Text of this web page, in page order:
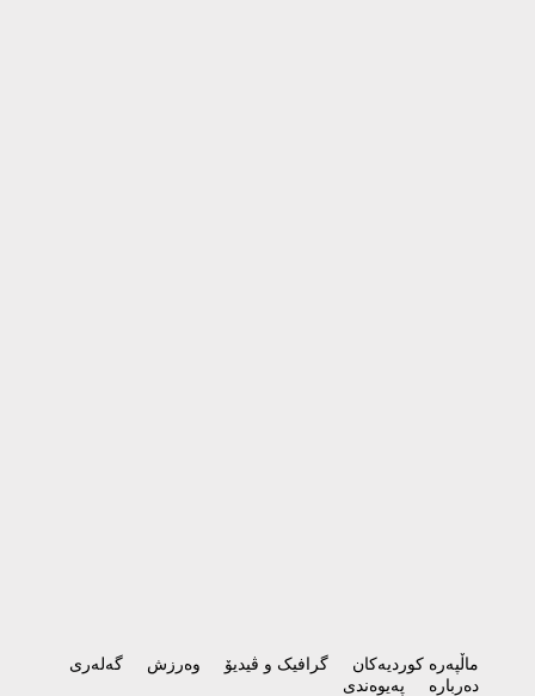
ماڵپەرە کوردیەکان گرافیک و ڤیدیۆ وەرزش
گەلەری
دەربارە
پەیوەندی